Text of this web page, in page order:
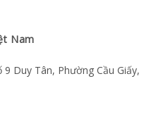
Nam
9 Duy Tân, Phường Cầu Giấy,